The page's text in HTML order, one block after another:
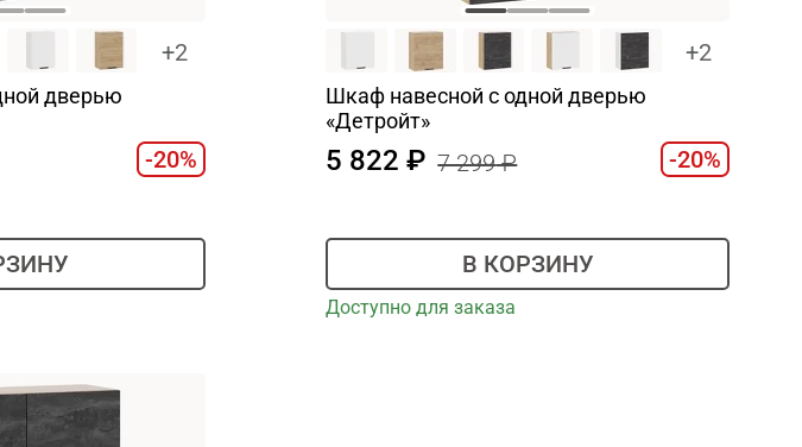
+2
дверью
-20%
+2
Шкаф навесной c одной дверью
«Детройт»
5 822 7 299 -20%
В КОРЗИНУ
Доступно для заказа